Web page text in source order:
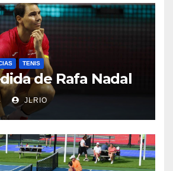
TENIS
de Rafa Nadal
JLRIO